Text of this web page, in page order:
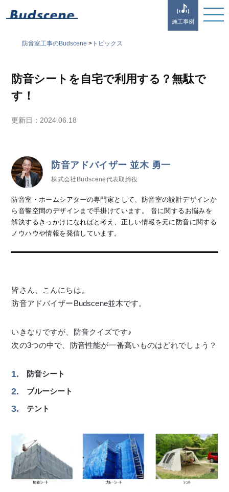
施工事例
防音室工事のBudscene >トピックス
防音シートを自宅で利用する？無駄で
す！
更新日： 2024.06.18
防音アドバイザー 並木 勇一
株式会社Budscene代表取締役
防音室・ホームシアターの専門家として、防音室の設計デザインか
ら音響空間のデザインまで手掛けています。 音に関するお悩みを
解決するきっかけになればと考え、正しい情報を元に防音に関する
ノウハウや情報を発信しています。
皆さん、こんにちは。
防音アドバイザーBudscene並木です。
いきなりですが、防音クイズです♪
次の3つの中で、防音性能が一番高いものはどれでしょう？
防音シート
ブルーシート
テント